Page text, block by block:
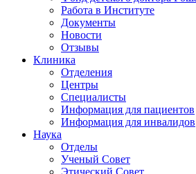
Работа в Институте
Документы
Новости
Отзывы
Клиника
Отделения
Центры
Специалисты
Информация для пациентов
Информация для инвалидов
Наука
Отделы
Ученый Совет